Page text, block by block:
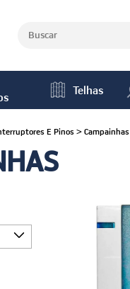
Telhas
E Pinos > Campainhas